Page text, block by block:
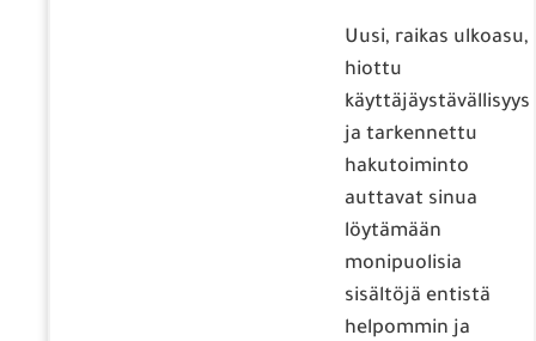
Uusi, raikas ulkoasu,
hiottu
käyttäjäystävällisyys
ja tarkennettu
hakutoiminto
auttavat sinua
löytämään
monipuolisia
sisältöjä entistä
helpommin ja